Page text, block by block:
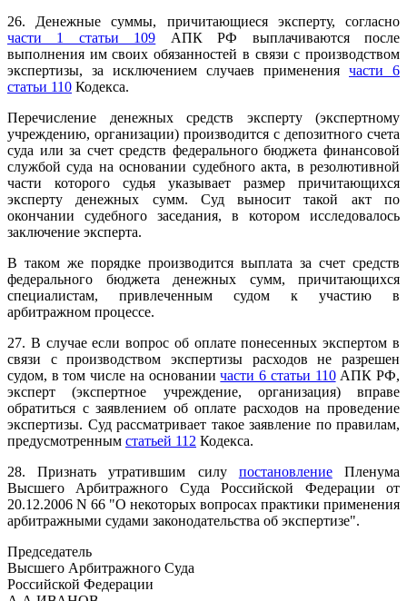
26. Денежные суммы, причитающиеся эксперту, согласно
части 1 статьи 109 АПК РФ выплачиваются после
выполнения им своих обязанностей в связи с производством
экспертизы, за исключением случаев применения части 6
статьи 110 Кодекса.
Перечисление денежных средств эксперту (экспертному
учреждению, организации) производится с депозитного счета
суда или за счет средств федерального бюджета финансовой
службой суда на основании судебного акта, в резолютивной
части которого судья указывает размер причитающихся
эксперту денежных сумм. Суд выносит такой акт по
окончании судебного заседания, в котором исследовалось
заключение эксперта.
В таком же порядке производится выплата за счет средств
федерального бюджета денежных сумм, причитающихся
специалистам, привлеченным судом к участию в
арбитражном процессе.
27. В случае если вопрос об оплате понесенных экспертом в
связи с производством экспертизы расходов не разрешен
судом, в том числе на основаниичасти 6 статьи 110АПК РФ,
эксперт (экспертное учреждение, организация) вправе
обратиться с заявлением об оплате расходов на проведение
экспертизы. Суд рассматривает такое заявление по правилам,
предусмотренным статьей 112 Кодекса.
28. Признать утратившим силу постановлениеПленума
Высшего Арбитражного Суда Российской Федерации от
20.12.2006 N 66 "О некоторых вопросах практики применения
арбитражными судами законодательства об экспертизе".
Председатель
Высшего Арбитражного Суда
Российской Федерации